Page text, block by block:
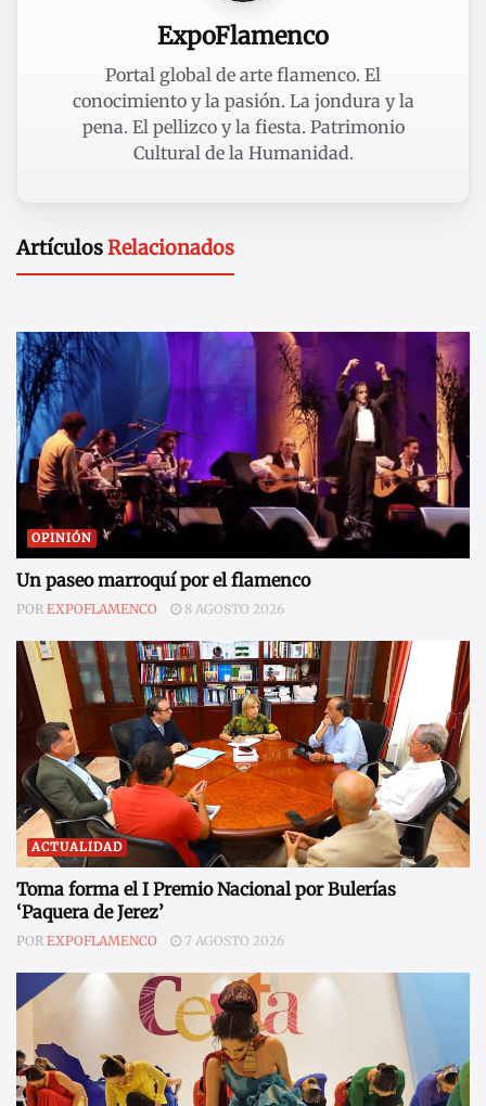
ExpoFlamenco
Portal global de arte flamenco. El
conocimiento y la pasión. La jondura y la
pena. El pellizco y la fiesta. Patrimonio
Cultural de la Humanidad.
ArtículosRelacionados
OPINIÓN
Un paseo marroquí por el flamenco
POR EXPOFLAMENCO 8 AGOSTO 2026
ACTUALIDAD
Toma forma el I Premio Nacional por Bulerías
‘Paquera de Jerez’
POR EXPOFLAMENCO 7 AGOSTO 2026